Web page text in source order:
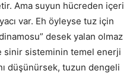
Ama suyun hücreden içeri
var. Eh öyleyse tuz için
desek yalan olmaz
sinir sisteminin temel enerji
düşünürsek, tuzun dengeli